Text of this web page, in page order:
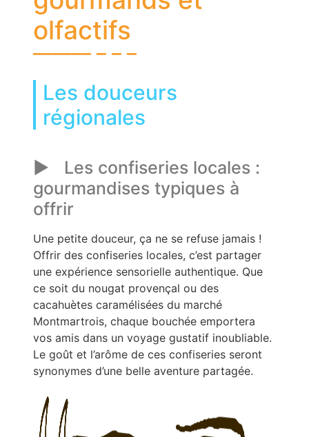
olfactifs
Les douceurs
régionales
Les confiseries locales :
gourmandises typiques à
offrir
Une petite douceur, ça ne se refuse jamais !
Offrir des confiseries locales, c’est partager
une expérience sensorielle authentique. Que
ce soit du nougat provençal ou des
cacahuètes caramélisées du marché
Montmartrois, chaque bouchée emportera
vos amis dans un voyage gustatif inoubliable.
Le goût et l’arôme de ces confiseries seront
synonymes d’une belle aventure partagée.